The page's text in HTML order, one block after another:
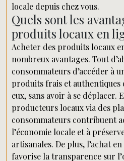
locale depuis chez vous.
Quels sont les
produits locaux en
Acheter des produits locaux
nombreux avantages. Tout
consommateurs d’accéder à
produits frais et authentiques
eux, sans avoir à se déplacer.
producteurs locaux via des
consommateurs contribuent
l’économie locale et à
artisanales. De plus, l’achat
favorise la transparence sur